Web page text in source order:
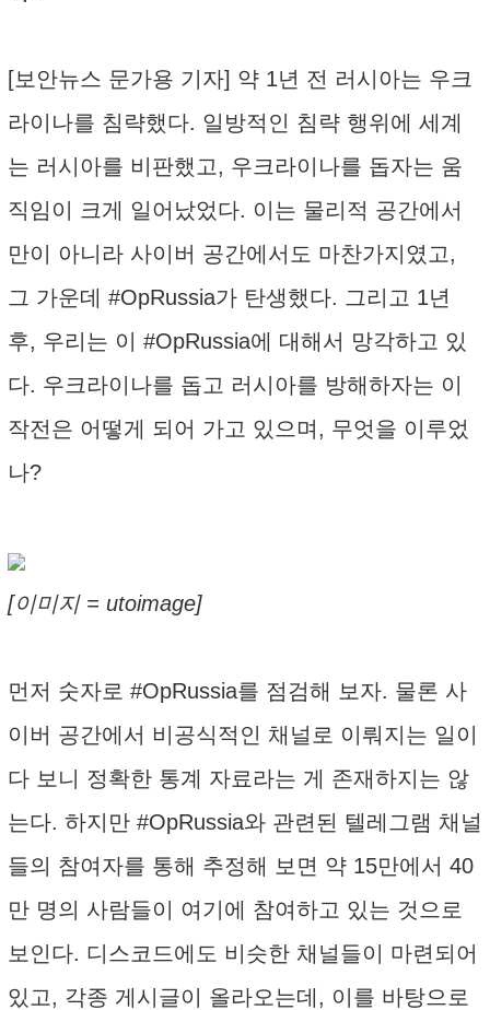
[보안뉴스 문가용 기자] 약 1년 전 러시아는 우크
라이나를 침략했다. 일방적인 침략 행위에 세계
는 러시아를 비판했고, 우크라이나를 돕자는 움
직임이 크게 일어났었다. 이는 물리적 공간에서
만이 아니라 사이버 공간에서도 마찬가지였고,
그 가운데 #OpRussia가 탄생했다. 그리고 1년
후, 우리는 이 #OpRussia에 대해서 망각하고 있
다. 우크라이나를 돕고 러시아를 방해하자는 이
작전은 어떻게 되어 가고 있으며, 무엇을 이루었
나?
[이미지 = utoimage]
먼저 숫자로 #OpRussia를 점검해 보자. 물론 사
이버 공간에서 비공식적인 채널로 이뤄지는 일이
다 보니 정확한 통계 자료라는 게 존재하지는 않
는다. 하지만 #OpRussia와 관련된 텔레그램 채널
들의 참여자를 통해 추정해 보면 약 15만에서 40
만 명의 사람들이 여기에 참여하고 있는 것으로
보인다. 디스코드에도 비슷한 채널들이 마련되어
있고, 각종 게시글이 올라오는데, 이를 바탕으로